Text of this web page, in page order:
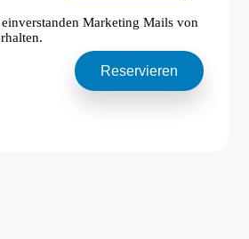
Marketing Mails von